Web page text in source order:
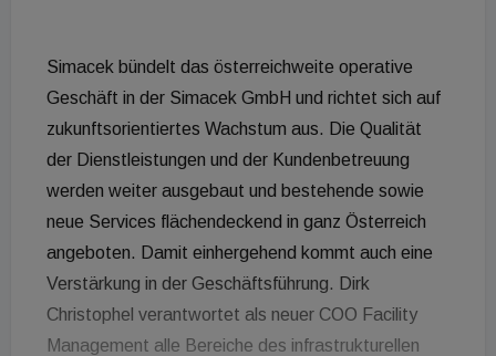
Simacek bündelt das österreichweite operative
Geschäft in der Simacek GmbH und richtet sich auf
zukunftsorientiertes Wachstum aus. Die Qualität
der Dienstleistungen und der Kundenbetreuung
werden weiter ausgebaut und bestehende sowie
neue Services flächendeckend in ganz Österreich
angeboten. Damit einhergehend kommt auch eine
Verstärkung in der Geschäftsführung. Dirk
Christophel verantwortet als neuer COO Facility
Management alle Bereiche des infrastrukturellen